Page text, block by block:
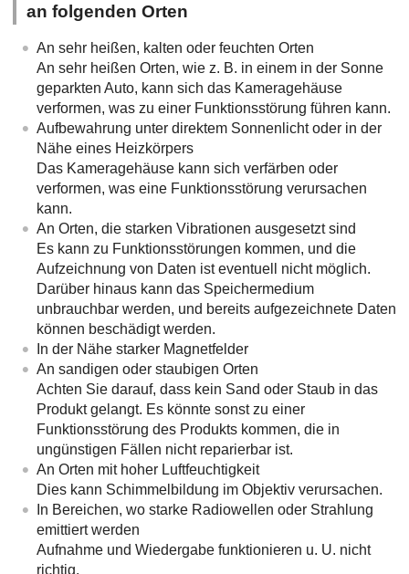
an folgenden Orten
An sehr heißen, kalten oder feuchten Orten
An sehr heißen Orten, wie z. B. in einem in der Sonne
geparkten Auto, kann sich das Kameragehäuse
verformen, was zu einer Funktionsstörung führen kann.
Aufbewahrung unter direktem Sonnenlicht oder in der
Nähe eines Heizkörpers
Das Kameragehäuse kann sich verfärben oder
verformen, was eine Funktionsstörung verursachen
kann.
An Orten, die starken Vibrationen ausgesetzt sind
Es kann zu Funktionsstörungen kommen, und die
Aufzeichnung von Daten ist eventuell nicht möglich.
Darüber hinaus kann das Speichermedium
unbrauchbar werden, und bereits aufgezeichnete Daten
können beschädigt werden.
In der Nähe starker Magnetfelder
An sandigen oder staubigen Orten
Achten Sie darauf, dass kein Sand oder Staub in das
Produkt gelangt. Es könnte sonst zu einer
Funktionsstörung des Produkts kommen, die in
ungünstigen Fällen nicht reparierbar ist.
An Orten mit hoher Luftfeuchtigkeit
Dies kann Schimmelbildung im Objektiv verursachen.
In Bereichen, wo starke Radiowellen oder Strahlung
emittiert werden
Aufnahme und Wiedergabe funktionieren u. U. nicht
richtig.